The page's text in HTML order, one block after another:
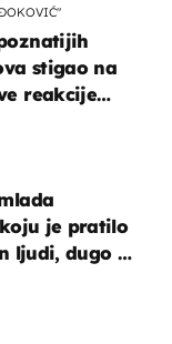
stigao na
reakcije
je pratilo
ljudi, dugo se